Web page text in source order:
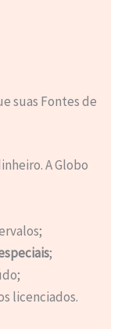
suas Fontes de
A Globo
;
licenciados.